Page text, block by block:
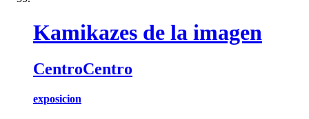
Kamikazes de la imagen
CentroCentro
exposicion